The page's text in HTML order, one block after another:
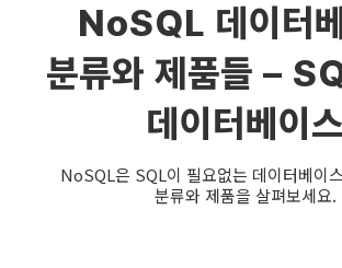
NoSQL 데이터
분류와 제품들 –
데이터베이스
NoSQL은 SQL이 필요없는 데이터베이
분류와 제품을 살펴보세요.